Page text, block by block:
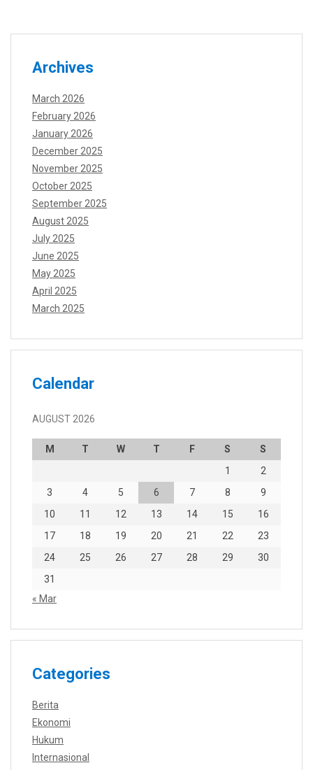
Archives
March 2026
February 2026
January 2026
December 2025
November 2025
October 2025
September 2025
August 2025
July 2025
June 2025
May 2025
April 2025
March 2025
Calendar
AUGUST 2026
M T W T F S
S
1
2
3
4 5 6 7 8
9
10
11 12 13 14 15
16
17
18 19 20 21 22
23
24
25 26 27 28 29
30
31
« Mar
Categories
Berita
Ekonomi
Hukum
Internasional